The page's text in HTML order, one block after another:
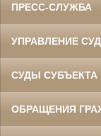
ПРЕСС-СЛУЖБА
УПРАВЛЕНИЕ
СУДЫ СУБЪЕКТА
ОБРАЩЕНИЯ